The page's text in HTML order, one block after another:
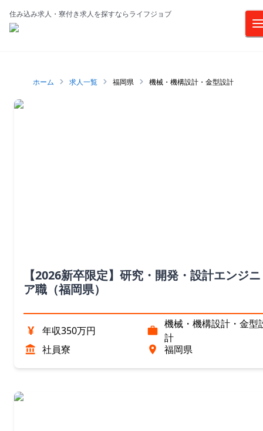
住み込み求人・寮付き求人を探すならライフジョブ
ホーム 求人一覧 福岡県 機械・機構設計・金型設計
【2026新卒限定】研究・開発・設計エンジニ
ア職（福岡県）
¥ 年収350万円
機械・機構設計・金型
計
社員寮
福岡県